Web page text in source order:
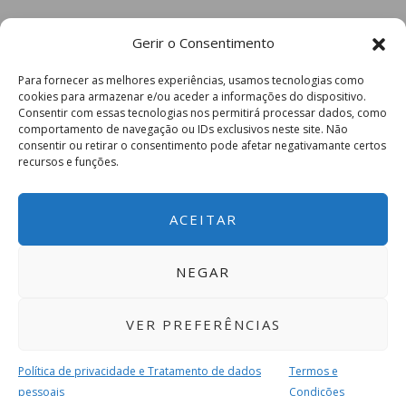
Gerir o Consentimento
Para fornecer as melhores experiências, usamos tecnologias como
cookies para armazenar e/ou aceder a informações do dispositivo.
Consentir com essas tecnologias nos permitirá processar dados, como
comportamento de navegação ou IDs exclusivos neste site. Não
consentir ou retirar o consentimento pode afetar negativamante certos
recursos e funções.
ACEITAR
NEGAR
VER PREFERÊNCIAS
Política de privacidade e Tratamento de dados
pessoais
Termos e
Condições